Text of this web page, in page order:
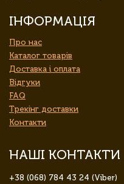
ІНФОРМАЦІЯ
Про нас
Каталог товарів
Доставка і оплата
Відгуки
FAQ
Трекінг доставки
Контакти
НАШІ КОНТАКТИ
+38 (068) 784 43 24 (Viber)